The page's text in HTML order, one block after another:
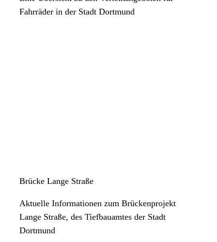
Fahrräder in der Stadt Dortmund
Brücke Lange Straße
Aktuelle Informationen zum Brückenprojekt
Lange Straße, des Tiefbauamtes der Stadt
Dortmund